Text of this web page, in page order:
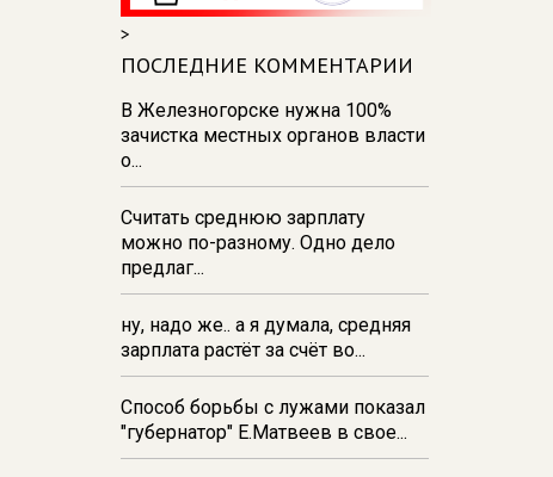
мастер‑классы Егора Вяльцева
13:26137 детей из Курской
области поехали отдыхать в
Анапу
13:19Спасатели Курска испытали
силу в перетягивании каната
>
ПОСЛЕДНИЕ КОММЕНТАРИИ
В Железногорске нужна 100%
зачистка местных органов власти
о...
Считать среднюю зарплату
можно по-разному. Одно дело
предлаг...
ну, надо же.. а я думала, средняя
зарплата растёт за счёт во...
Способ борьбы с лужами показал
"губернатор" Е.Матвеев в свое...